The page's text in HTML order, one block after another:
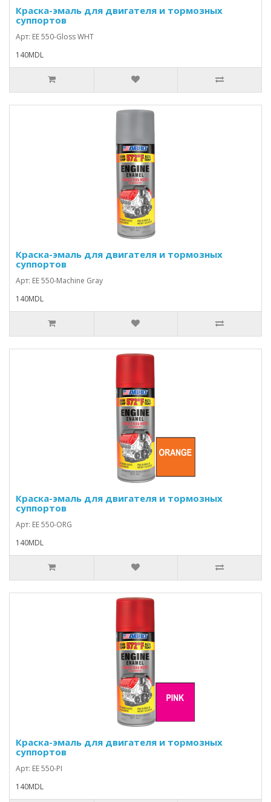
Краска-эмаль для двигателя и тормозных
суппортов
Арт: EE 550-Gloss WHT
140MDL
Краска-эмаль для двигателя и тормозных
суппортов
Арт: EE 550-Machine Gray
140MDL
Краска-эмаль для двигателя и тормозных
суппортов
Арт: EE 550-ORG
140MDL
Краска-эмаль для двигателя и тормозных
суппортов
Арт: EE 550-PI
140MDL